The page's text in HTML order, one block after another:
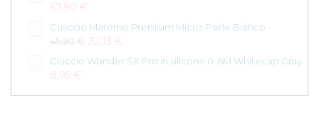
67,90 €
Cuscino Materno Premium Micro-Perle Bianco
45,90 € 32,13 €
Ciuccio Wonder SX Pro in silicone 0-6M Whitecap Gray
8,95 €